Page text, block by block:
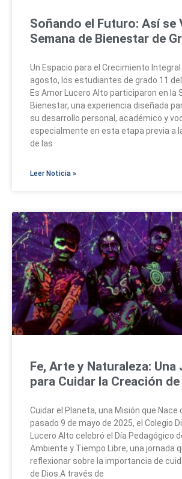
Soñando el Futuro: Así se
Semana de Bienestar de
Un Espacio para el Crecimiento Integral
agosto, los estudiantes de grado 11 del
Es Amor Lucero Alto participaron en la
Bienestar, una experiencia diseñada
su desarrollo personal, académico y
especialmente en esta etapa previa a
de las
Leer Noticia »
Fe, Arte y Naturaleza: Una
para Cuidar la Creación de
Cuidar el Planeta, una Misión que Nace
pasado 9 de mayo de 2025, el Colegio
Lucero Alto celebró el Día Pedagógico
Ambiente y Tiempo Libre, una jornada
reflexionar sobre la importancia de
de Dios.A través de